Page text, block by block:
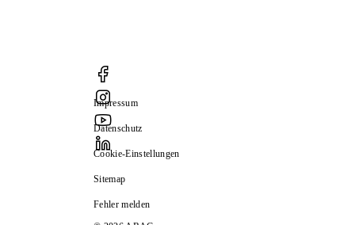
Impressum
Datenschutz
Cookie-Einstellungen
Sitemap
Fehler melden